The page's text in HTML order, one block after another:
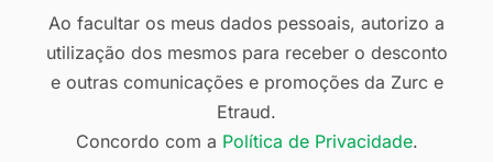
Ao facultar os meus dados pessoais, autorizo a
utilização dos mesmos para receber o desconto
e outras comunicações e promoções da Zurc e
Etraud.
Concordo com a Política de Privacidade.